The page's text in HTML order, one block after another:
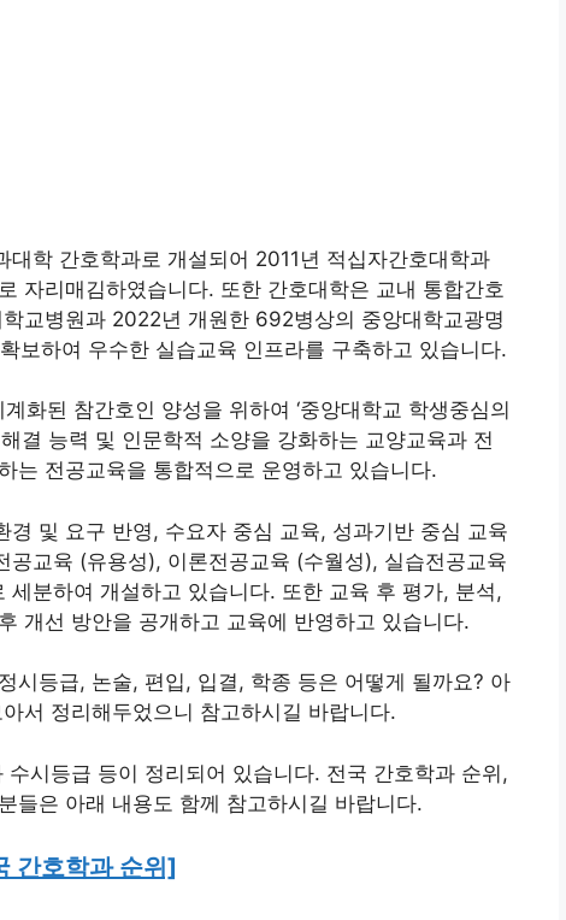
학 간호학과로 개설되어 2011년 적십자간호대학과
자리매김하였습니다. 또한 간호대학은 교내 통합간호
교병원과 2022년 개원한 692병상의 중앙대학교광명
보하여 우수한 실습교육 인프라를 구축하고 있습니다.
화된 참간호인 양성을 위하여 ‘중앙대학교 학생중심의
결 능력 및 인문학적 소양을 강화하는 교양교육과 전
는 전공교육을 통합적으로 운영하고 있습니다.
및 요구 반영, 수요자 중심 교육, 성과기반 중심 교육
교육 (유용성), 이론전공교육 (수월성), 실습전공교육
분하여 개설하고 있습니다. 또한 교육 후 평가, 분석,
개선 방안을 공개하고 교육에 반영하고 있습니다.
시등급, 논술, 편입, 입결, 학종 등은 어떻게 될까요? 아
서 정리해두었으니 참고하시길 바랍니다.
시등급 등이 정리되어 있습니다. 전국 간호학과 순위,
들은 아래 내용도 함께 참고하시길 바랍니다.
간호학과 순위]